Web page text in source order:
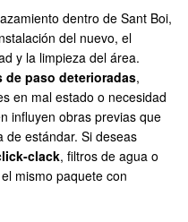
dentro de Sant Boi,
del nuevo, el
y la limpieza del área.
de paso deterioradas,
en mal estado o necesidad
influyen obras previas que
de estándar. Si deseas
clack, filtros de agua o
mismo paquete con